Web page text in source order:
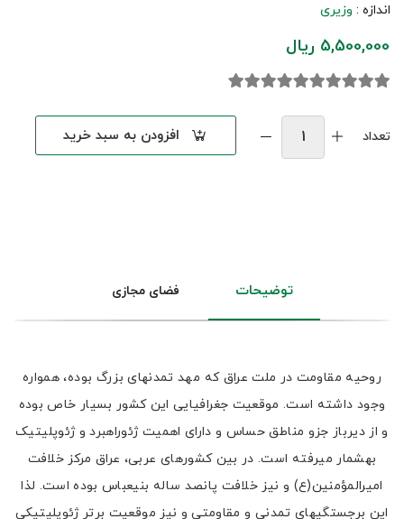
اندازه : وزیری
5,500,000 ریال
تعداد افزودن به سبد خرید
توضیحات فضای مجازی
روحیه مقاومت در ملت عراق که مهد تمدنهای بزرگ بوده، همواره
وجود داشته است. موقعیت جغرافیایی این کشور بسیار خاص بوده
و از دیرباز جزو مناطق حساس و دارای اهمیت ژئوراهبرد و ژئوپلیتیک
بهشمار میرفته است. در بین کشورهای عربی، عراق مرکز خلافت
امیرالمؤمنین(ع) و نیز خلافت پانصد ساله بنیعباس بوده است. لذا
این برجستگیهای تمدنی و مقاومتی و نیز موقعیت برتر ژئوپلیتیکی